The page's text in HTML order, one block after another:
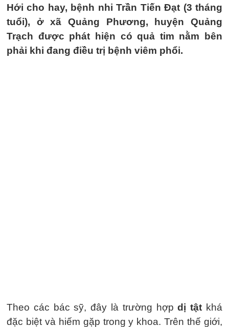
Hới cho hay, bệnh nhi Trần Tiến Đạt (3 tháng
tuổi), ở xã Quảng Phương, huyện Quảng
Trạch được phát hiện có quả tim nằm bên
phải khi đang điều trị bệnh viêm phổi.
Theo các bác sỹ, đây là trường hợpdị tật khá
đặc biệt và hiếm gặp trong y khoa. Trên thế giới,